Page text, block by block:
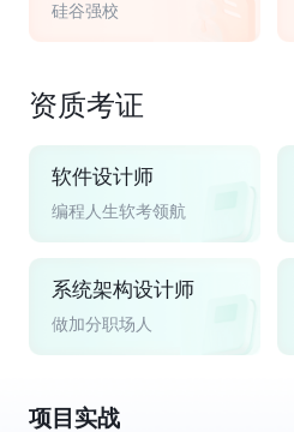
硅谷强校
资质考证
软件设计师
编程人生软考领航
系统架构设计师
做加分职场人
项目实战